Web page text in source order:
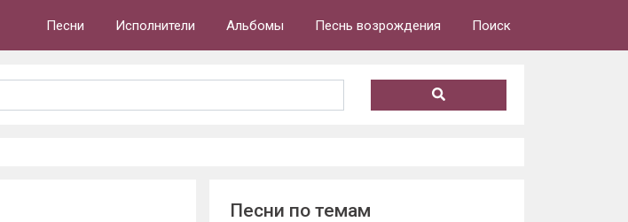
Песни Исполнители Альбомы Песнь возрождения Поиск
Песни по темам